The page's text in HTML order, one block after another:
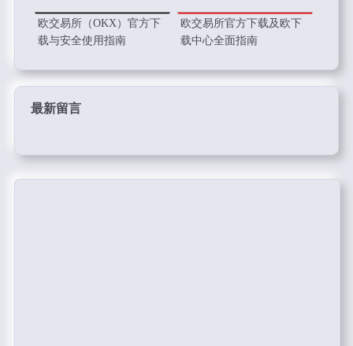
欧交易所（OKX）官方下
载与安全使用指南
欧交易所官方下载及欧下
载中心全面指南
最新留言